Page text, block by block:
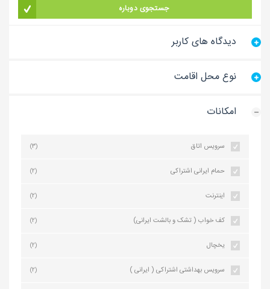
جستجوی دوباره
دیدگاه های کاربر
نوع محل اقامت
امکانات
سرویس اتاق (3)
حمام ایرانی اشتراکی (2)
اینترنت (2)
کف خواب ( تشک و بالشت ایرانی) (2)
یخچال (2)
سرویس بهداشتی اشتراکی ( ایرانی ) (2)